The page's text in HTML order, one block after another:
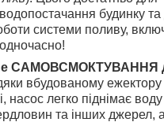
будинку та
системи поливу,
одночасно!
САМОВСМОКТУВАННЯ
вбудованому ежектору
насос легко піднімає воду
та інших джерел,